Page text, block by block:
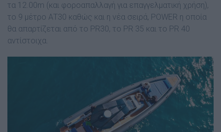
τα 12.00m (και φοροαπαλλαγή για επαγγελματική χρήση),
το 9 μέτρο ΑΤ30 καθώς και η νέα σειρά, POWER η οποία
θα απαρτίζεται από το PR30, το PR 35 και το PR 40
αντίστοιχα.